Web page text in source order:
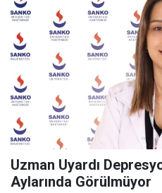
Uzman Uyardı
Aylarında Görülmüyor